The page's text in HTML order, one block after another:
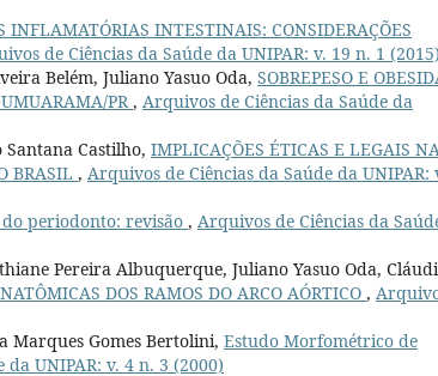
INFLAMATÓRIAS INTESTINAIS: CONSIDERAÇÕES
de Ciências da Saúde da UNIPAR: v. 19 n. 1 (2015)
Belém, Juliano Yasuo Oda, SOBREPESO E
PR , Arquivos de Ciências da Saúde da
Castilho, IMPLICAÇÕES ÉTICAS E LEGAIS NA
BRASIL , Arquivos de Ciências da Saúde da UNIPAR:
periodonto: revisão , Arquivos de Ciências da
Pereira Albuquerque, Juliano Yasuo Oda,
DOS RAMOS DO ARCO AÓRTICO ,
Marques Gomes Bertolini, Estudo Morfométrico de
UNIPAR: v. 4 n. 3 (2000)